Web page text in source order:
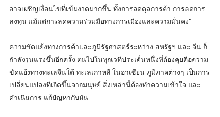
อาจเผชิญเงื่อนไขที่เข้มงวดมากขึ้น ทั้งการลดดุลการค้า การลดการ
ลงทุน แม้แต่การลดความร่วมมือทางการเมืองและความมั่นคง”
ความขัดแย้งทางการค้าและภูมิรัฐศาสตร์ระหว่าง สหรัฐฯ และ จีน ก็
กำลังรุนแรงขึ้นอีกครั้ง ตนไปในทุกเวทีประเด็นหนึ่งที่ต้องคุยคือความ
ขัดแย้งทางทะเลจีนใต้ ทะเลเกาหลี ในอาเซียน ภูมิภาคต่างๆ เป็นการ
เปลี่ยนแปลงทีเกิดขึ้นจากมนุษย์ สิ่งเหล่านี้ต้องทำความเข้าใจ และ
ดำเนินการ แก้ปัญหากับมัน